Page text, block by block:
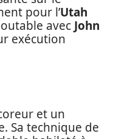
pour l’Utah
avec John
exécution
et un
Sa technique de